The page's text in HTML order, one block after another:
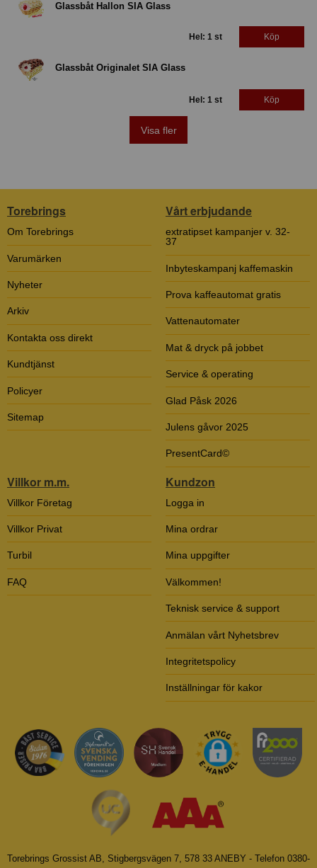
Glassbåt Hallon SIA Glass
Hel: 1 st Köp
Glassbåt Originalet SIA Glass
Hel: 1 st Köp
Visa fler
Torebrings
Om Torebrings
Varumärken
Nyheter
Arkiv
Kontakta oss direkt
Kundtjänst
Policyer
Sitemap
Vårt erbjudande
extratipset kampanjer v. 32-
37
Inbyteskampanj kaffemaskin
Prova kaffeautomat gratis
Vattenautomater
Mat & dryck på jobbet
Service & operating
Glad Påsk 2026
Julens gåvor 2025
PresentCard©
Villkor m.m.
Villkor Företag
Villkor Privat
Turbil
FAQ
Kundzon
Logga in
Mina ordrar
Mina uppgifter
Välkommen!
Teknisk service & support
Anmälan vårt Nyhetsbrev
Integritetspolicy
Inställningar för kakor
Torebrings Grossist AB, Stigbergsvägen 7, 578 33 ANEBY - Telefon 0380-